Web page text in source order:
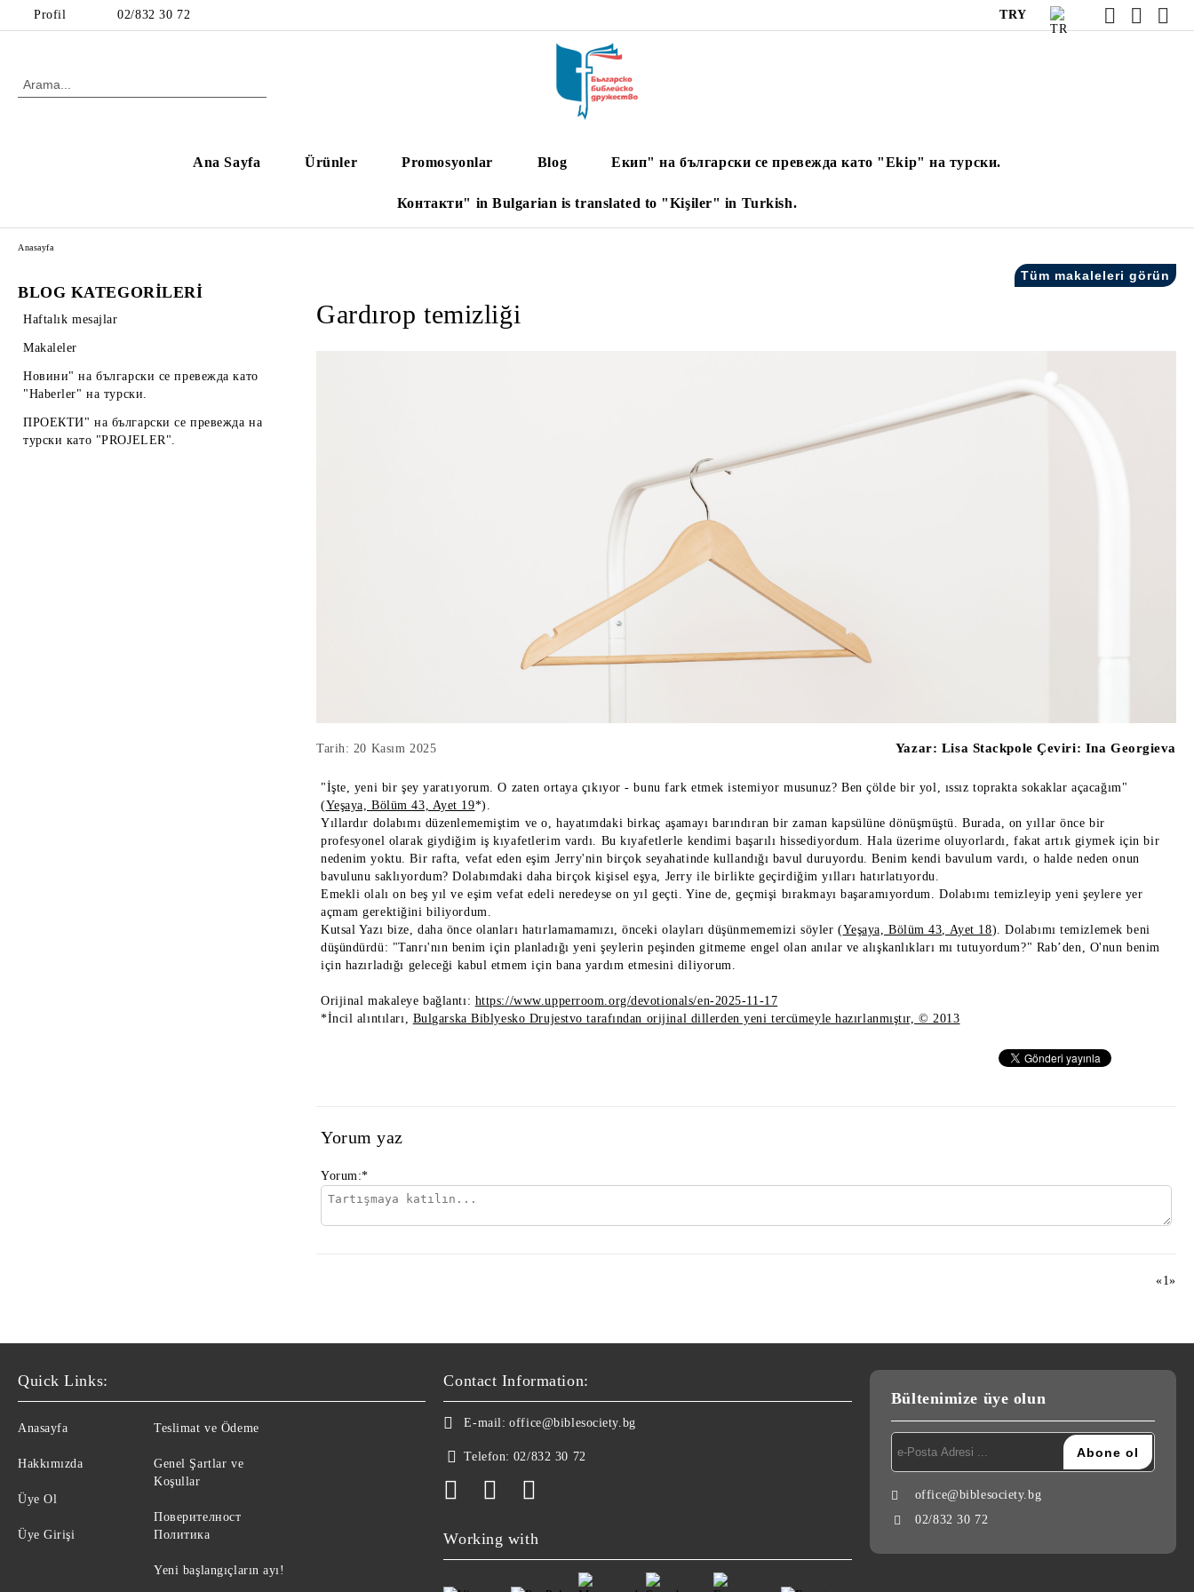
Profil 02/832 30 72 TRY
Ana Sayfa Ürünler Promosyonlar Blog Екип" на български се превежда като "Ekip" на турски.
Контакти" in Bulgarian is translated to "Kişiler" in Turkish.
BLOG KATEGORİLERİ
Haftalık mesajlar
Makaleler
Новини" на български се превежда като
"Haberler" на турски.
ПРОЕКТИ" на български се превежда на
турски като "PROJELER".
Anasayfa
Tüm makaleleri görün
Gardırop temizliği
Tarih: 20 Kasım 2025 Yazar: Lisa Stackpole Çeviri: Ina Georgieva
"İşte, yeni bir şey yaratıyorum. O zaten ortaya çıkıyor - bunu fark etmek istemiyor musunuz? Ben çölde bir yol, ıssız toprakta sokaklar açacağım"
(Yeşaya, Bölüm 43, Ayet 19*).
Yıllardır dolabımı düzenlememiştim ve o, hayatımdaki birkaç aşamayı barındıran bir zaman kapsülüne dönüşmüştü. Burada, on yıllar önce bir
profesyonel olarak giydiğim iş kıyafetlerim vardı. Bu kıyafetlerle kendimi başarılı hissediyordum. Hala üzerime oluyorlardı, fakat artık giymek için bir
nedenim yoktu. Bir rafta, vefat eden eşim Jerry'nin birçok seyahatinde kullandığı bavul duruyordu. Benim kendi bavulum vardı, o halde neden onun
bavulunu saklıyordum? Dolabımdaki daha birçok kişisel eşya, Jerry ile birlikte geçirdiğim yılları hatırlatıyordu.
Emekli olalı on beş yıl ve eşim vefat edeli neredeyse on yıl geçti. Yine de, geçmişi bırakmayı başaramıyordum. Dolabımı temizleyip yeni şeylere yer
açmam gerektiğini biliyordum.
Kutsal Yazı bize, daha önce olanları hatırlamamamızı, önceki olayları düşünmememizi söyler (Yeşaya, Bölüm 43, Ayet 18). Dolabımı temizlemek beni
düşündürdü: "Tanrı'nın benim için planladığı yeni şeylerin peşinden gitmeme engel olan anılar ve alışkanlıkları mı tutuyordum?" Rab’den, O'nun benim
için hazırladığı geleceği kabul etmem için bana yardım etmesini diliyorum.
Orijinal makaleye bağlantı: https://www.upperroom.org/devotionals/en-2025-11-17
*İncil alıntıları, Bulgarska Biblyesko Drujestvo tarafından orijinal dillerden yeni tercümeyle hazırlanmıştır, © 2013
Yorum yaz
Yorum:*
«1»
Quick Links:
Anasayfa
Hakkımızda
Üye Ol
Üye Girişi
Teslimat ve Ödeme
Genel Şartlar ve
Koşullar
Поверителност
Политика
Yeni başlangıçların ayı!
Contact Information:
E-mail: office@biblesociety.bg
Telefon: 02/832 30 72
Working with
Bültenimize üye olun
office@biblesociety.bg
02/832 30 72